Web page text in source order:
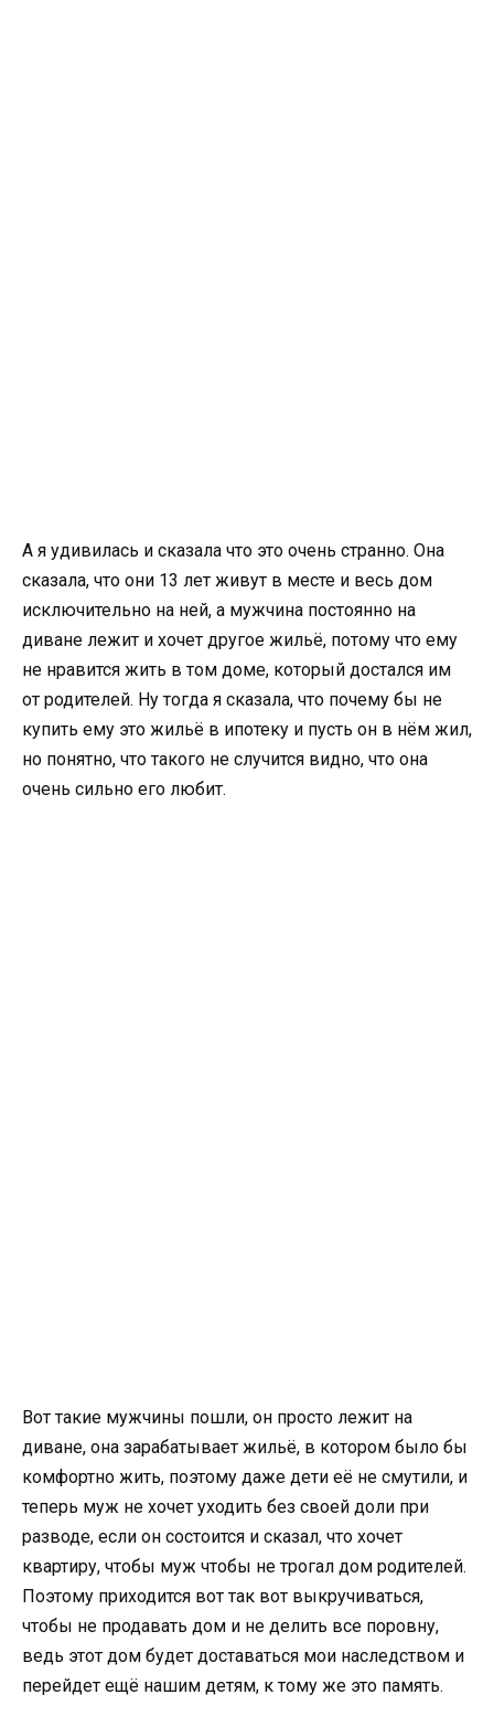
А я удивилась и сказала что это очень странно. Она
сказала, что они 13 лет живут в месте и весь дом
исключительно на ней, а мужчина постоянно на
диване лежит и хочет другое жильё, потому что ему
не нравится жить в том доме, который достался им
от родителей. Ну тогда я сказала, что почему бы не
купить ему это жильё в ипотеку и пусть он в нём жил,
но понятно, что такого не случится видно, что она
очень сильно его любит.
Вот такие мужчины пошли, он просто лежит на
диване, она зарабатывает жильё, в котором было бы
комфортно жить, поэтому даже дети её не смутили, и
теперь муж не хочет уходить без своей доли при
разводе, если он состоится и сказал, что хочет
квартиру, чтобы муж чтобы не трогал дом родителей.
Поэтому приходится вот так вот выкручиваться,
чтобы не продавать дом и не делить все поровну,
ведь этот дом будет доставаться мои наследством и
перейдет ещё нашим детям, к тому же это память.